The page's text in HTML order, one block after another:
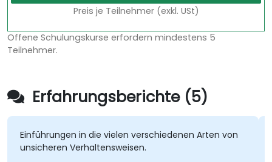
Preis je Teilnehmer (exkl. USt)
Offene Schulungskurse erfordern mindestens 5
Teilnehmer.
Erfahrungsberichte (5)
in die vielen verschiedenen Arten von
Verhaltensweisen.
Eine